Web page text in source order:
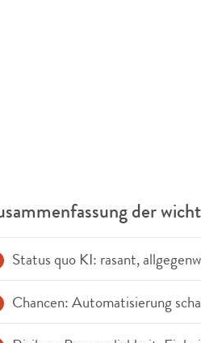
der
Status quo KI: rasant,
Chancen: Automatisierung